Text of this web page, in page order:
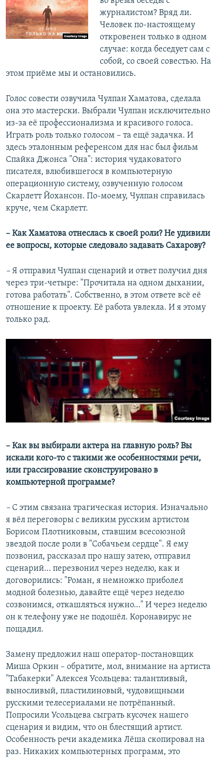
журналистом? Вряд ли.
Человек по-настоящему
откровенен только в одном
случае: когда беседует сам с
собой, со своей совестью. На
этом приёме мы и остановились.
Голос совести озвучила Чулпан Хаматова, сделала
она это мастерски. Выбрали Чулпан исключительно
из-за её профессионализма и красивого голоса.
Играть роль только голосом – та ещё задачка. И
здесь эталонным референсом для нас был фильм
Спайка Джонса "Она": история чудаковатого
писателя, влюбившегося в компьютерную
операционную систему, озвученную голосом
Скарлетт Йохансон. По-моему, Чулпан справилась
круче, чем Скарлетт.
–​ Как Хаматова отнеслась к своей роли? Не удивили
ее вопросы, которые следовало задавать Сахарову?
–​ Я отправил Чулпан сценарий и ответ получил дня
через три-четыре: "Прочитала на одном дыхании,
готова работать". Собственно, в этом ответе всё её
отношение к проекту. Её работа увлекла. И я этому
только рад.
–​ Как вы выбирали актера на главную роль? Вы
искали кого-то с такими же особенностями речи,
или грассирование сконструировано в
компьютерной программе?
–​ С этим связана трагическая история. Изначально
я вёл переговоры с великим русским артистом
Борисом Плотниковым, ставшим всесоюзной
звездой после роли в "Собачьем сердце". Я ему
позвонил, рассказал про нашу затею, отправил
сценарий… перезвонил через неделю, как и
договорились: "Роман, я немножко приболел
модной болезнью, давайте ещё через неделю
созвонимся, откашляться нужно…" И через неделю
он к телефону уже не подошёл. Коронавирус не
пощадил.
Замену предложил наш оператор-постановщик
Миша Оркин – обратите, мол, внимание на артиста
"Табакерки" Алексея Усольцева: талантливый,
выносливый, пластилиновый, чудовищными
русскими телесериалами не потрёпанный.
Попросили Усольцева сыграть кусочек нашего
сценария и видим, что он блестящий артист.
Особенность речи академика Лёша скопировал на
раз. Никаких компьютерных программ, это